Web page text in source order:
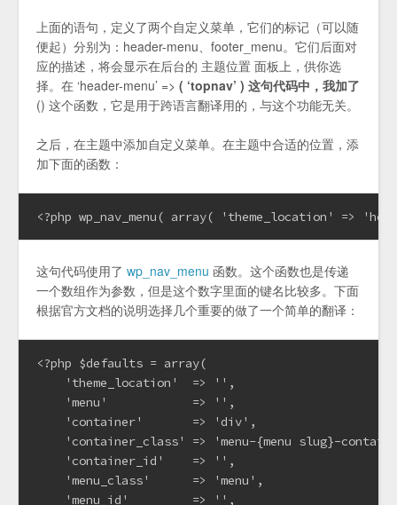
上面的语句，定义了两个自定义菜单，它们的标记（可以随
便起）分别为：header-menu、footer_menu。它们后面对
应的描述，将会显示在后台的 主题位置 面板上，供你选
择。在 ‘header-menu’ => ( ‘topnav’ ) 这句代码中，我加了
() 这个函数，它是用于跨语言翻译用的，与这个功能无关。
之后，在主题中添加自定义菜单。在主题中合适的位置，添
加下面的函数：
<?php wp_nav_menu( array( 'theme_location' =>
这句代码使用了 wp_nav_menu 函数。这个函数也是传递
一个数组作为参数，但是这个数字里面的键名比较多。下面
根据官方文档的说明选择几个重要的做了一个简单的翻译：
<?php $defaults = array(
    'theme_location'  => '',
    'menu'            => '',
    'container'       => 'div',
'container_class' => 'menu-{menu slug}-
    'container_id'    => '',
    'menu_class'      => 'menu',
    'menu_id'         => '',